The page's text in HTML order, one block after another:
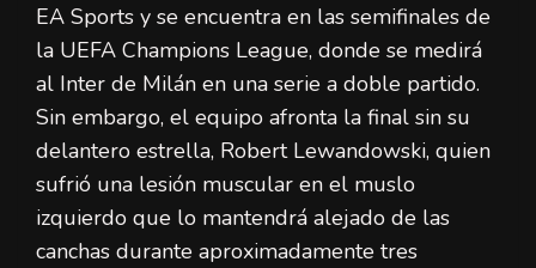
EA Sports y se encuentra en las semifinales de
la UEFA Champions League, donde se medirá
al Inter de Milán en una serie a doble partido.
Sin embargo, el equipo afronta la final sin su
delantero estrella, Robert Lewandowski, quien
sufrió una lesión muscular en el muslo
izquierdo que lo mantendrá alejado de las
canchas durante aproximadamente tres